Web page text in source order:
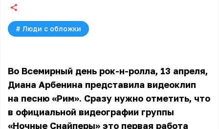
# Люди с обложки
Во Всемирный день рок-н-ролла, 13 апреля,
Диана Арбенина представила видеоклип
на песню «Рим». Сразу нужно отметить, что
в официальной видеографии группы
«Ночные Снайперы» это первая работа